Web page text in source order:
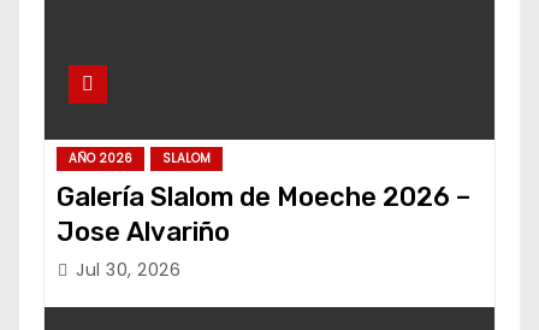
AÑO 2026 SLALOM
Galería Slalom de Moeche 2026 –
Jose Alvariño
Jul 30, 2026